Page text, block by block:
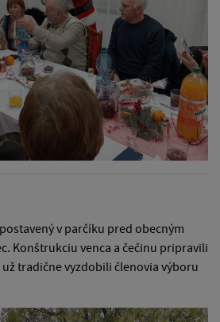
v parčíku pred obecným
Konštrukciu venca a čečinu pripravili
tradične vyzdobili členovia výboru